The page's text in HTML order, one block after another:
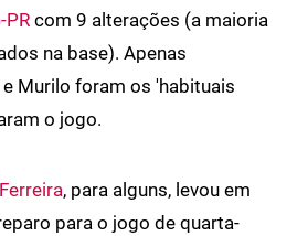
com 9 alterações (a maioria
na base). Apenas
Murilo foram os 'habituais
o jogo.
, para alguns, levou em
para o jogo de quarta-